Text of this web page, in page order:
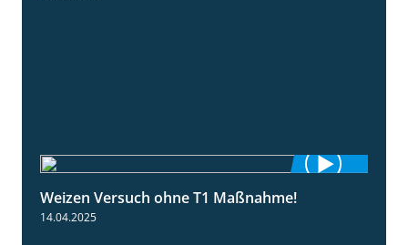
Weizen Versuch ohne T1 Maßnahme!
14.04.2025